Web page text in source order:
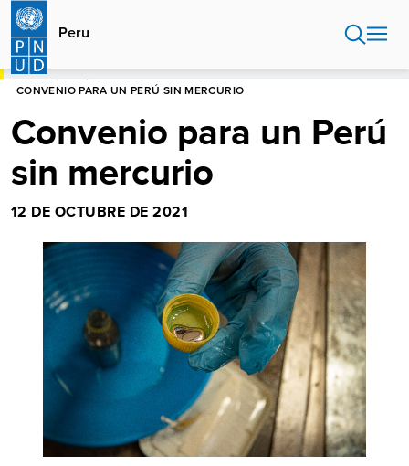
Pasar
contenido
principal
Peru
HOME
CONVENIO PARA UN PERÚ SIN MERCURIO
Convenio para un Perú
sin mercurio
12 DE OCTUBRE DE 2021